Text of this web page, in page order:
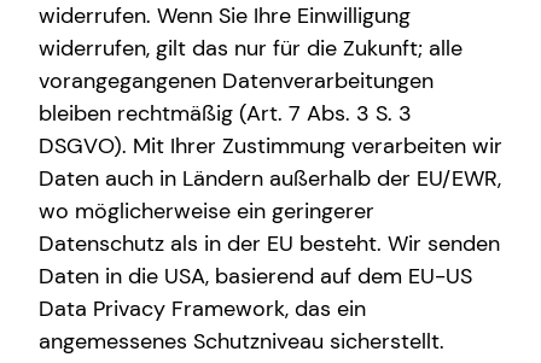
tecis hat es sich zur Aufgabe gemacht, den
nachfolgenden Generationen eine bessere finanzielle
Zukunft zu ermöglichen. Mit höchster Professionalität,
einer hohen Produktvielfalt und einem
anbieterübergreifenden Produktauswahlprozess,
erarbeiten wir passende Lösungen, die so individuell sind
wie du. Zusammen sind wir teamzukunft.
widerrufen. Wenn Sie Ihre Einwilligung
widerrufen, gilt das nur für die Zukunft; alle
vorangegangenen Datenverarbeitungen
bleiben rechtmäßig (Art. 7 Abs. 3 S. 3
DSGVO). Mit Ihrer Zustimmung verarbeiten wir
Daten auch in Ländern außerhalb der EU/EWR,
wo möglicherweise ein geringerer
Datenschutz als in der EU besteht. Wir senden
Daten in die USA, basierend auf dem EU-US
Data Privacy Framework, das ein
angemessenes Schutzniveau sicherstellt.